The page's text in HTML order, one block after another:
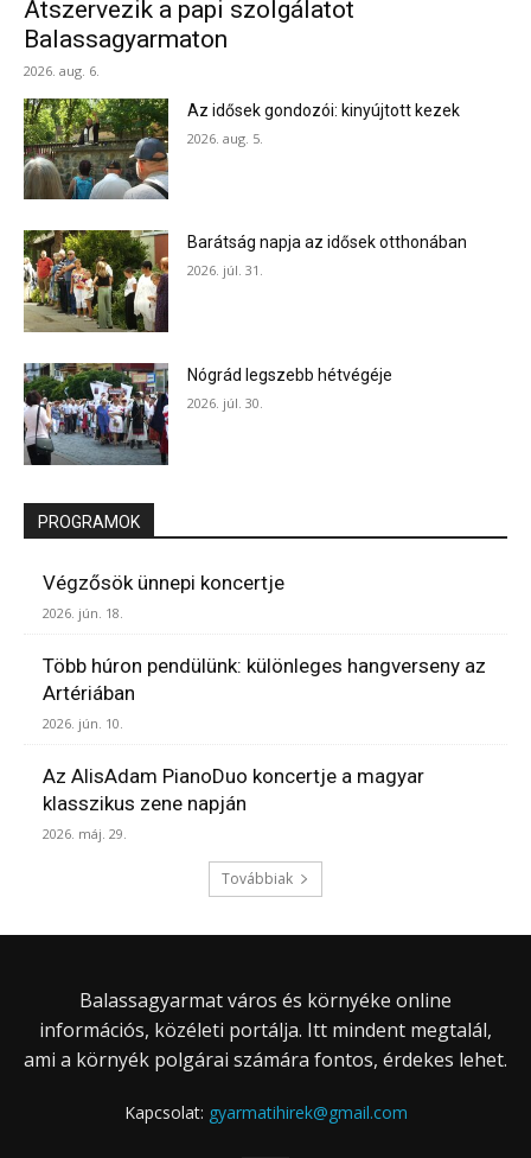
Átszervezik a papi szolgálatot
Balassagyarmaton
2026. aug. 6.
Az idősek gondozói: kinyújtott kezek
2026. aug. 5.
Barátság napja az idősek otthonában
2026. júl. 31.
Nógrád legszebb hétvégéje
2026. júl. 30.
PROGRAMOK
Végzősök ünnepi koncertje
2026. jún. 18.
Több húron pendülünk: különleges hangverseny az
Artériában
2026. jún. 10.
Az AlisAdam PianoDuo koncertje a magyar
klasszikus zene napján
2026. máj. 29.
Továbbiak
Balassagyarmat város és környéke online
információs, közéleti portálja. Itt mindent megtalál,
ami a környék polgárai számára fontos, érdekes lehet.
Kapcsolat: gyarmatihirek@gmail.com